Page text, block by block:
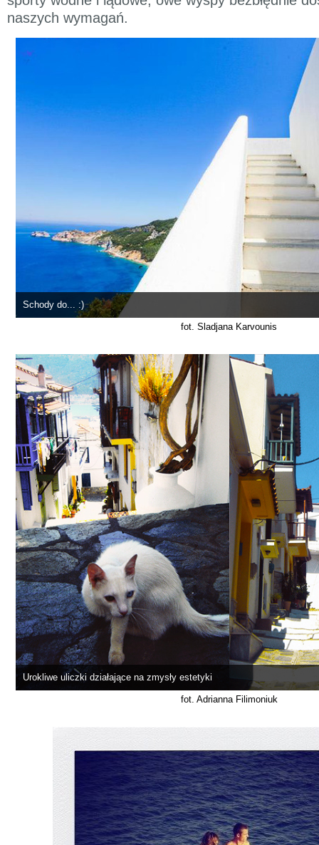
naszych wymagań.
Schody do... :)
fot. Sladjana Karvounis
Urokliwe uliczki działające na zmysły estetyki
fot. Adrianna Filimoniuk